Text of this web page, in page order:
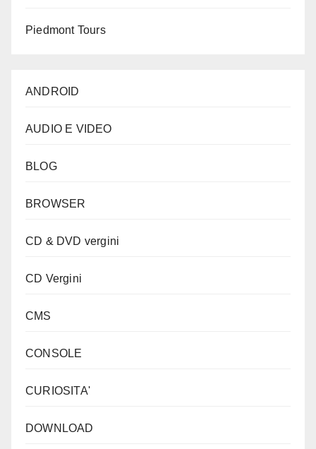
Piedmont Tours
ANDROID
AUDIO E VIDEO
BLOG
BROWSER
CD & DVD vergini
CD Vergini
CMS
CONSOLE
CURIOSITA'
DOWNLOAD